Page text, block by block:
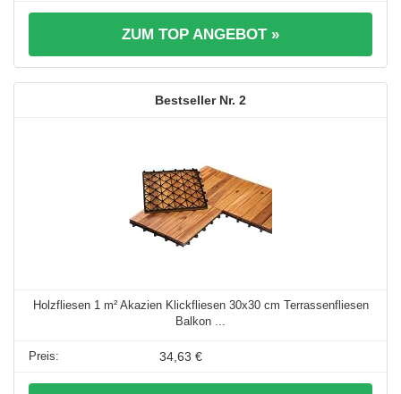
ZUM TOP ANGEBOT »
2
Holzfliesen 1 m² Akazien Klickfliesen 30x30 cm Terrassenfliesen
Balkon ...
34,63 €